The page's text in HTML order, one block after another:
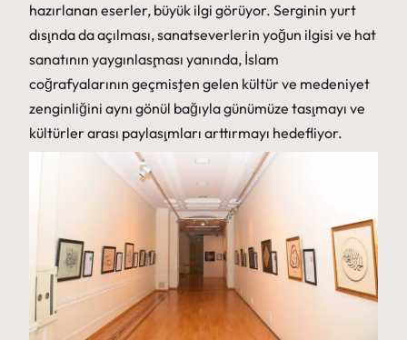
hazırlanan eserler, büyük ilgi görüyor. Serginin yurt
dışında da açılması, sanatseverlerin yoğun ilgisi ve hat
sanatının yaygınlaşması yanında, İslam
coğrafyalarının geçmişten gelen kültür ve medeniyet
zenginliğini aynı gönül bağıyla günümüze taşımayı ve
kültürler arası paylaşımları arttırmayı hedefliyor.